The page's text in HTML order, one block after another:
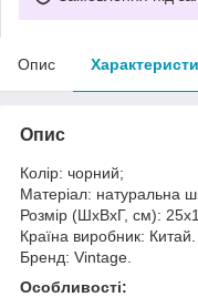
Опис
Опис
Колір: чорний;
Матеріал: натуральна
Розмір (ШхВхГ, см):
Країна виробник: Китай.
Бренд: Vintage.
Особливості: